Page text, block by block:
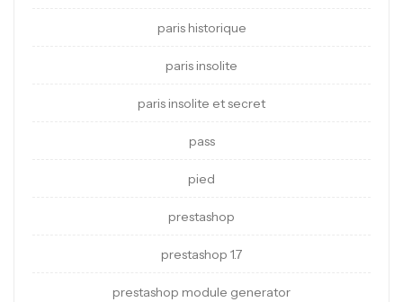
paris historique
paris insolite
paris insolite et secret
pass
pied
prestashop
prestashop 1.7
prestashop module generator